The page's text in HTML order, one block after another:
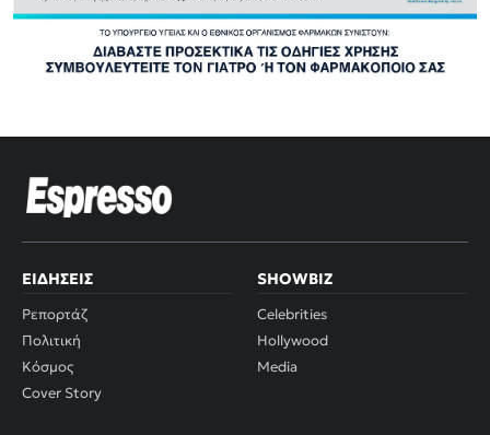
ΕΙΔΉΣΕΙΣ
Ρεπορτάζ
Πολιτική
Κόσμος
Cover Story
SHOWBIZ
Celebrities
Hollywood
Media